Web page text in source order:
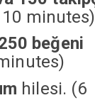
minutes)
beğeni
hilesi. (6